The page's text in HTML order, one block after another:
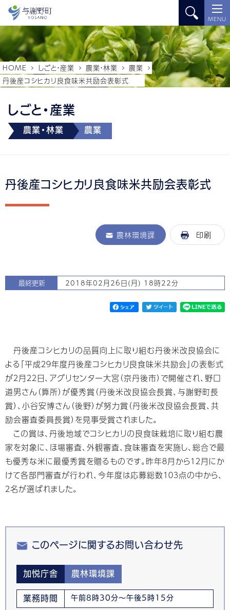
MENU
しごと・産業
農業・林業 農業
HOME しごと・産業 農業・林業
農業
丹後産コシヒカリ良食味米共励会表彰式
丹後産コシヒカリ良食味米共励会表彰式
農林環境課 印刷
最終更新 2018年02月26日(月) 18時22分
丹後産コシヒカリの品質向上に取り組む丹後米改良協会に
よる「平成２９年度丹後産コシヒカリ良食味米共励会」の表彰式
が２月２２日、アグリセンター大宮（京丹後市）で開催され、野口
道男さん（算所）が優秀賞（丹後米改良協会長賞、与謝野町長
賞）、小谷安博さん（後野）が努力賞（丹後米改良協会長賞、共
励会審査委員長賞）を見事受賞されました。
この賞は、丹後地域でコシヒカリの良食味栽培に取り組む農
家を対象に、ほ場審査、外観審査、食味審査を実施し、総合で最
も優秀な米に最優秀賞を贈るものです。昨年８月から１２月にか
けて各部門審査が行われ、今年度は応募総数１０３点の中から、
２名が選ばれました。
このページに関するお問い合わせ先
加悦庁舎 農林環境課
業務時間 午前8時30分～午後5時15分